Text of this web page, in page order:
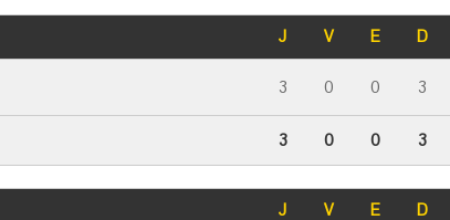
J V E D
3 0 0 3
3 0 0 3
J V E D